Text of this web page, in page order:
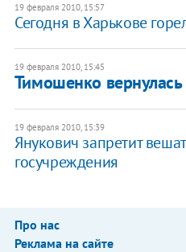
19 февраля 2010, 15:57
Сегодня в Харькове
19 февраля 2010, 15:45
Тимошенко
19 февраля 2010, 15:39
Янукович запретит
госучреждения
Про нас
Реклама на сайте